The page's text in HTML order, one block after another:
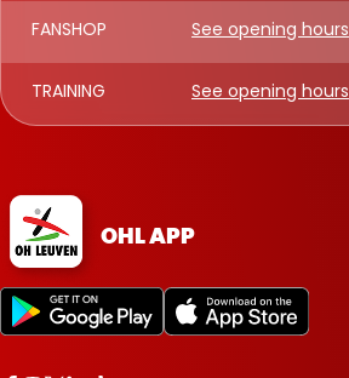
FANSHOP See opening hours
TRAINING See opening hours
OHL APP